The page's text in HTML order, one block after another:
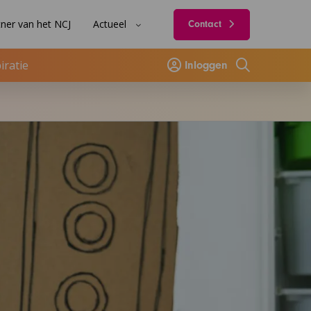
van het NCJ Actueel Contact
Inloggen
Zoeken